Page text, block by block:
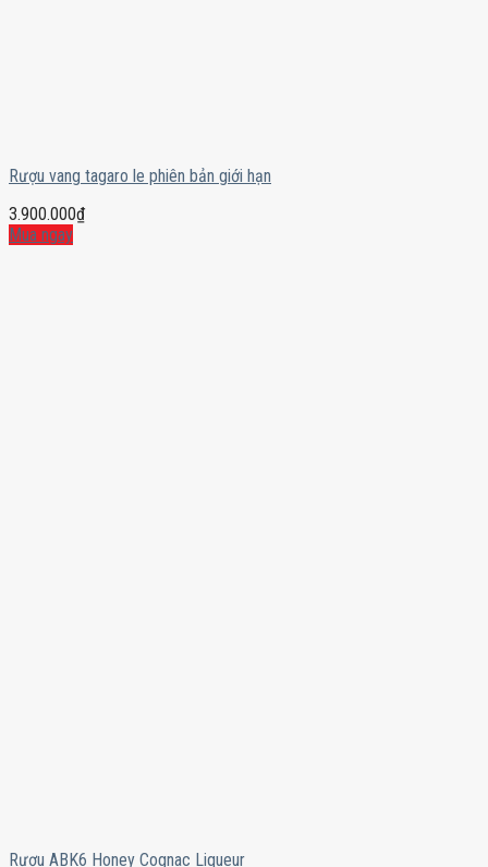
Rượu vang tagaro le phiên bản giới hạn
3.900.000₫
Mua ngay
Rượu ABK6 Honey Cognac Liqueur